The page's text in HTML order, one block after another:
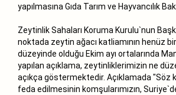
yapılmasına Gıda Tarım ve Hayvancılık
Zeytinlik Sahaları Koruma Kurulu`nun
noktada zeytin ağacı katliamının henüz
düzeyinde olduğu Ekim ayı ortalarında
yapılan açıklama, zeytinliklerimizin ne
açıkça göstermektedir. Açıklamada "Söz
feda edilmesinin komşularımızın,